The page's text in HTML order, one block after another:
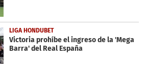
LIGA HONDUBET
Victoria prohíbe el ingreso de la 'Mega
Barra' del Real España